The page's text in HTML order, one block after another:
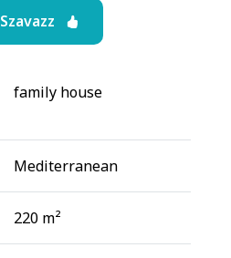
Szavazz
family house
Mediterranean
220 m²